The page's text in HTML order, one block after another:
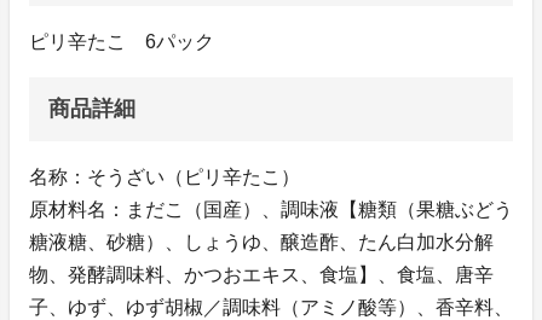
ピリ辛たこ 6パック
商品詳細
名称：そうざい（ピリ辛たこ）
原材料名：まだこ（国産）、調味液【糖類（果糖ぶどう
糖液糖、砂糖）、しょうゆ、醸造酢、たん白加水分解
物、発酵調味料、かつおエキス、食塩】、食塩、唐辛
子、ゆず、ゆず胡椒／調味料（アミノ酸等）、香辛料、